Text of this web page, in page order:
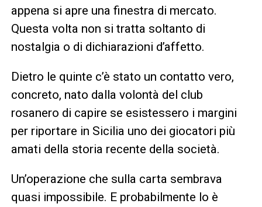
appena si apre una finestra di mercato.
Questa volta non si tratta soltanto di
nostalgia o di dichiarazioni d’affetto.
Dietro le quinte c’è stato un contatto vero,
concreto, nato dalla volontà del club
rosanero di capire se esistessero i margini
per riportare in Sicilia uno dei giocatori più
amati della storia recente della società.
Un’operazione che sulla carta sembrava
quasi impossibile. E probabilmente lo è